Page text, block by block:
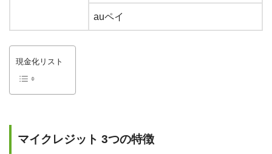
auペイ
現金化リスト
マイクレジット 3つの特徴